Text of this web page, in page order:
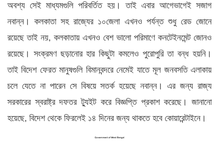
অবশ্য সেই মাধ্যমগুলি পরিবর্তিত হয়। তাই এবার আগেভাগেই সজাগ
নবান্ন। কলকাতা সহ রাজ্যের ১০জেলা এখনও পর্যন্ত শুধু রেড জোনে
রয়েছে তাই নয়, কলকাতায় এখনও বেশ ভালো পরিমাণে কনটেইনমেন্ট জোনও
রয়েছে। সংক্রমণ ছড়ানোর হার কিছুটা কমলেও পুরোপুরি তা বন্ধ হয়নি।
তাই বিদেশ ফেরত মানুষগুলি বিমানবন্দরে নেমেই যাতে মূল জনবসতি এলাকায়
চলে যেতে না পারেন সে বিষয়ে সতর্ক হয়েছে নবান্ন। এর জন্য রাজ্য
সরকারের স্বরাষ্ট্র দফতর ট্যুইট করে বিজ্ঞপ্তি প্রকাশ করেছে। জানানো
হয়েছে, বিদেশ থেকে ফিরলেই ১৪ দিনের জন্য থাকতে হবে কোয়ারেন্টাইনে।